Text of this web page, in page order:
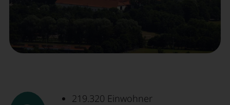
219.320 Einwohner